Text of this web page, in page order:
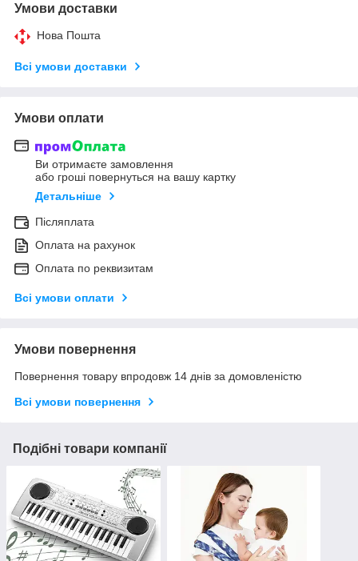
Умови доставки
Нова Пошта
Всі умови доставки
Умови оплати
Ви отримаєте замовлення
або гроші повернуться на вашу картку
Детальніше
Післяплата
Оплата на рахунок
Оплата по реквизитам
Всі умови оплати
Умови повернення
Повернення товару впродовж 14 днів за домовленістю
Всі умови повернення
Подібні товари компанії